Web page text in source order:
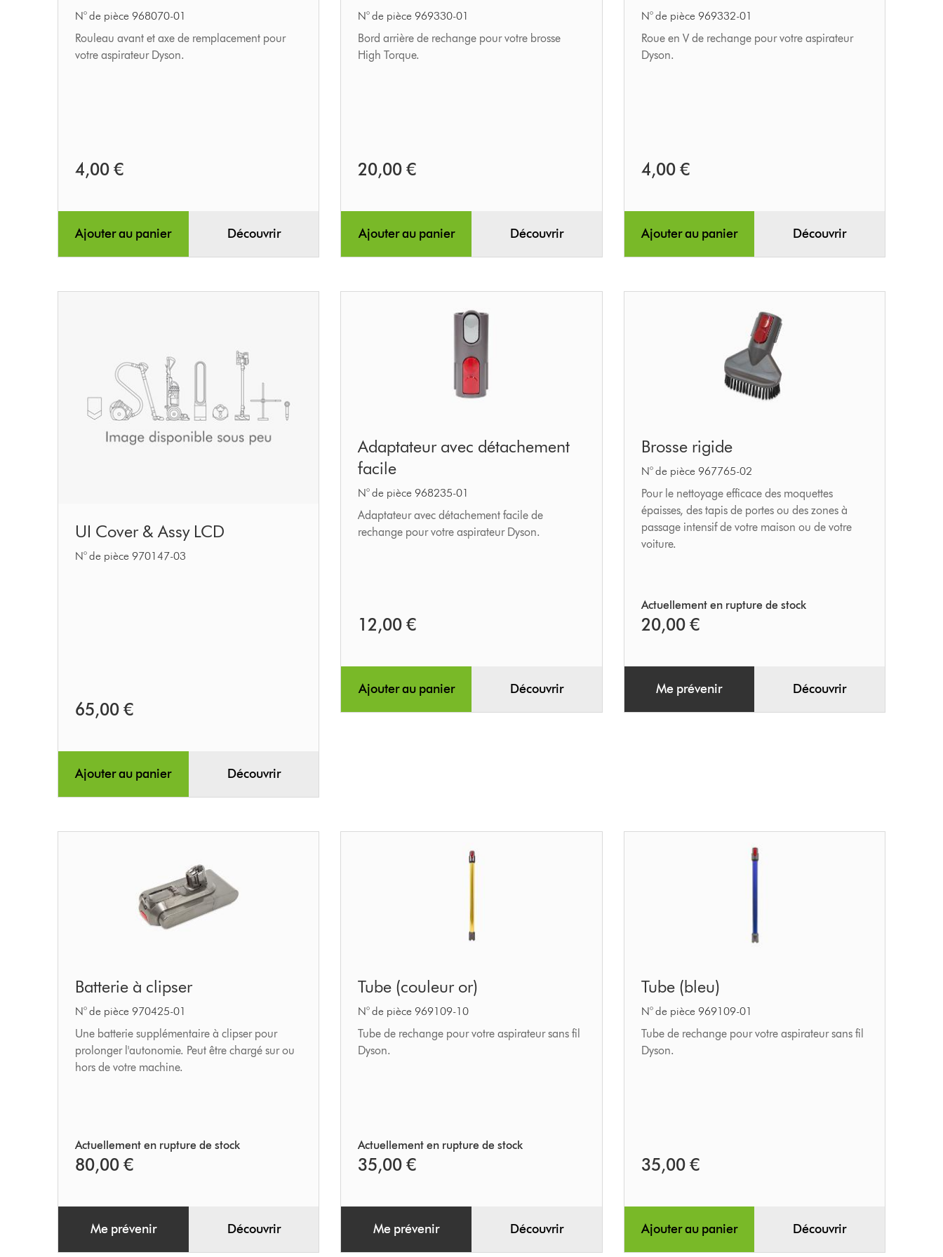
rouleau
N° de pièce 968070-01
Rouleau avant et axe de remplacement pour
votre aspirateur Dyson.
4,00 €
Ajouter au panier Découvrir
N° de pièce 969330-01
Bord arrière de rechange pour votre brosse
High Torque.
20,00 €
Ajouter au panier Découvrir
ball
N° de pièce 969332-01
Roue en V de rechange pour votre aspirateur
Dyson.
4,00 €
Ajouter au panier Découvrir
Cover
&
UI Cover & Assy LCD
N° de pièce 970147-03
65,00 €
Ajouter au panier Découvrir
avec
détachement
facile
Adaptateur avec détachement
facile
N° de pièce 968235-01
Adaptateur avec détachement facile de
rechange pour votre aspirateur Dyson.
12,00 €
Ajouter au panier Découvrir
rigide
Brosse rigide
N° de pièce 967765-02
Pour le nettoyage efficace des moquettes
épaisses, des tapis de portes ou des zones à
passage intensif de votre maison ou de votre
voiture.
Actuellement en rupture de stock
20,00 €
Me prévenir Découvrir
à
clipser
Batterie à clipser
N° de pièce 970425-01
Une batterie supplémentaire à clipser pour
prolonger l'autonomie. Peut être chargé sur ou
hors de votre machine.
Actuellement en rupture de stock
80,00 €
Me prévenir Découvrir
(couleur
or)
Tube (couleur or)
N° de pièce 969109-10
Tube de rechange pour votre aspirateur sans fil
Dyson.
Actuellement en rupture de stock
35,00 €
Me prévenir Découvrir
(bleu)
Tube (bleu)
N° de pièce 969109-01
Tube de rechange pour votre aspirateur sans fil
Dyson.
35,00 €
Ajouter au panier Découvrir